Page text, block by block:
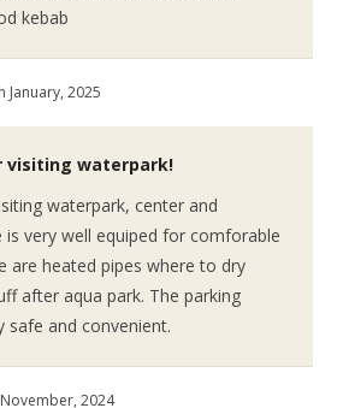
kebab
2025
visiting waterpark!
waterpark, center and
is very well equiped for comforable
are heated pipes where to dry
after aqua park. The parking
safe and convenient.
2024